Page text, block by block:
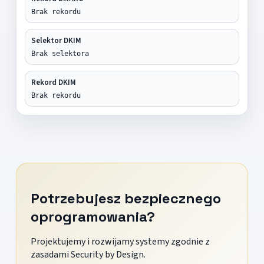
Brak rekordu
Selektor DKIM
Brak selektora
Rekord DKIM
Brak rekordu
Potrzebujesz bezpiecznego
oprogramowania?
Projektujemy i rozwijamy systemy zgodnie z
zasadami Security by Design.